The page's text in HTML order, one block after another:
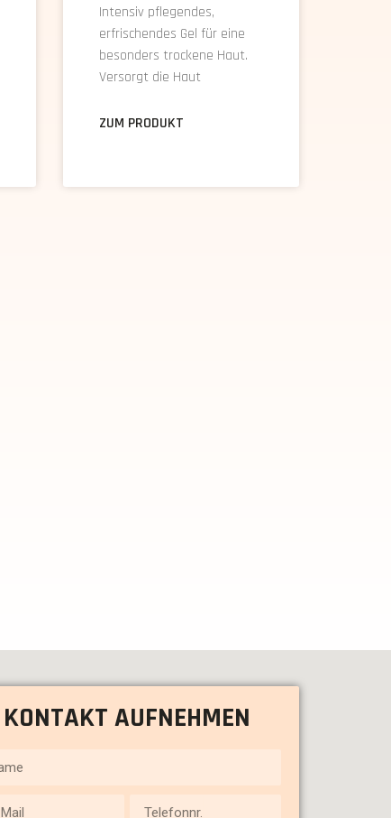
Intensiv pflegendes,
erfrischendes Gel für eine
besonders trockene Haut.
Versorgt die Haut
ZUM PRODUKT
KONTAKT AUFNEHMEN